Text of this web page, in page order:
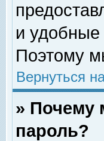
и
Поэтому
Вернуться
» Почему
пароль?